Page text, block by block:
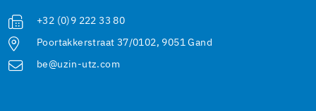
+32 (0)9 222 33 80
Poortakkerstraat 37/0102, 9051 Gand
be@uzin-utz.com